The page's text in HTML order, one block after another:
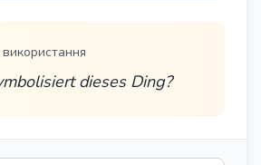
dieses Ding?